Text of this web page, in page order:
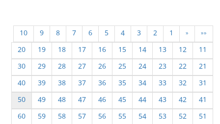
««
«
1
2
3
4
5
6
7
8
9
10
11
12
13
14
15
16
17
18
19
20
21
22
23
24
25
26
27
28
29
30
31
32
33
34
35
36
37
38
39
40
41
42
43
44
45
46
47
48
49
50
51
52
53
54
55
56
57
58
59
60